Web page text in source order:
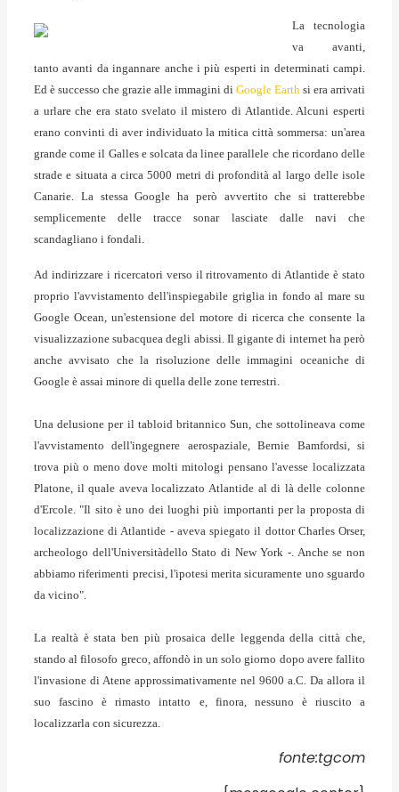
La tecnologia
va avanti,
tanto avanti da ingannare anche i più esperti in determinati campi.
Ed è successo che grazie alle immagini di Google Earth si era arrivati
a urlare che era stato svelato il mistero di Atlantide. Alcuni esperti
erano convinti di aver individuato la mitica città sommersa: un'area
grande come il Galles e solcata da linee parallele che ricordano delle
strade e situata a circa 5000 metri di profondità al largo delle isole
Canarie. La stessa Google ha però avvertito che si tratterebbe
semplicemente delle tracce sonar lasciate dalle navi che
scandagliano i fondali.
Ad indirizzare i ricercatori verso il ritrovamento di Atlantide è stato
proprio l'avvistamento dell'inspiegabile griglia in fondo al mare su
Google Ocean, un'estensione del motore di ricerca che consente la
visualizzazione subacquea degli abissi. Il gigante di internet ha però
anche avvisato che la risoluzione delle immagini oceaniche di
Google è assai minore di quella delle zone terrestri.
Una delusione per il tabloid britannico Sun, che sottolineava come
l'avvistamento dell'ingegnere aerospaziale, Bernie Bamfordsi, si
trova più o meno dove molti mitologi pensano l'avesse localizzata
Platone, il quale aveva localizzato Atlantide al di là delle colonne
d'Ercole. "Il sito è uno dei luoghi più importanti per la proposta di
localizzazione di Atlantide - aveva spiegato il dottor Charles Orser,
archeologo dell'Universitàdello Stato di New York -. Anche se non
abbiamo riferimenti precisi, l'ipotesi merita sicuramente uno sguardo
da vicino".
La realtà è stata ben più prosaica delle leggenda della città che,
stando al filosofo greco, affondò in un solo giorno dopo avere fallito
l'invasione di Atene approssimativamente nel 9600 a.C. Da allora il
suo fascino è rimasto intatto e, finora, nessuno è riuscito a
localizzarla con sicurezza.
fonte:tgcom